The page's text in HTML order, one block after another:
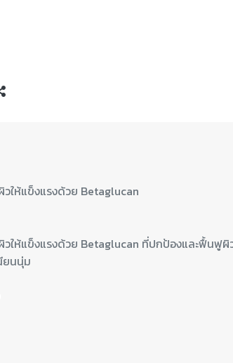
วให้แข็งแรงด้วย Betaglucan ที่ปกป้องและฟื้น
ยนนุ่ม